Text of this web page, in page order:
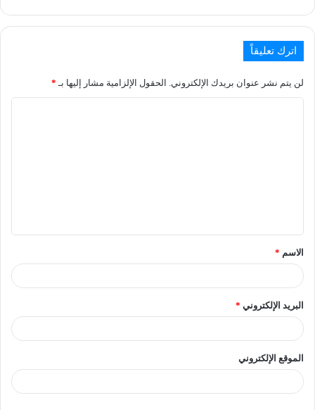
اترك تعليقاً
لن يتم نشر عنوان بريدك الإلكتروني. الحقول الإلزامية مشار إليها بـ *
الاسم *
البريد الإلكتروني *
الموقع الإلكتروني